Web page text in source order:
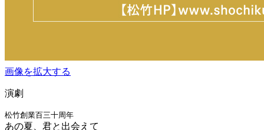
画像を拡大する
演劇
松竹創業百三十周年
あの夏、君と出会えて